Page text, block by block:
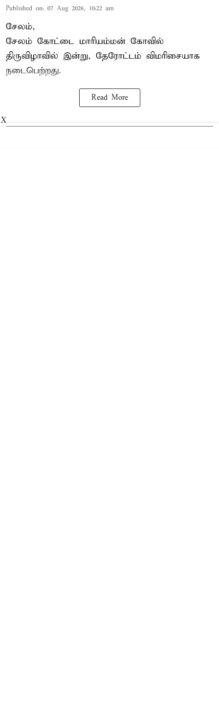
Published on: 07 Aug 2026, 10:22 am
சேலம்,
சேலம் கோட்டை மாரியம்மன் கோவில்
திருவிழாவில் இன்று, தேரோட்டம் விமரிசையாக
நடைபெற்றது.
Read More
X